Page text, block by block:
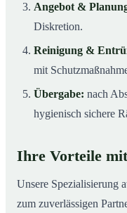
Angebot &
Diskretion.
Reinigung &
mit
Übergabe: nach
hygienisch sichere
Ihre Vorteile
Unsere Spezialisierung
zum zuverlässigen